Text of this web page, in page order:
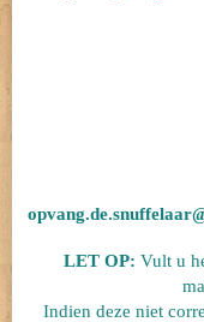
LET OP: Vult u
Indien deze niet